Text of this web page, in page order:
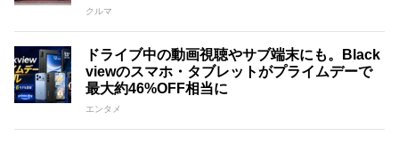
クルマ
ドライブ中の動画視聴やサブ端末にも。Black
viewのスマホ・タブレットがプライムデーで
最大約46%OFF相当に
エンタメ